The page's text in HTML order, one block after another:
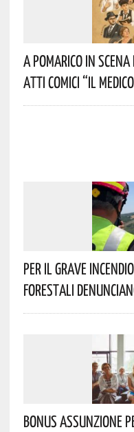
A Pomarico In Scena
Atti Comici “Il
Per Il Grave
Forestali
Bonus Assunzione